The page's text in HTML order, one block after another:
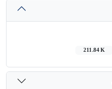
211.84 K